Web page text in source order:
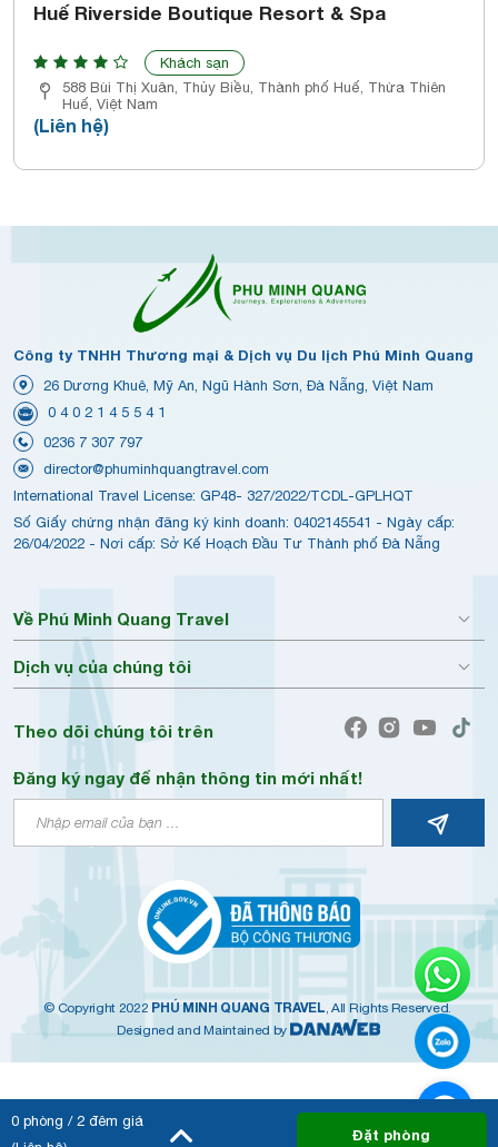
0 phòng / 2 đêm giá
Đặt phòng
Huế Riverside Boutique Resort & Spa
Khách sạn
588 Bùi Thị Xuân, Thủy Biều, Thành phố Huế, Thừa Thiên
Huế, Việt Nam
(Liên hệ)
Công ty TNHH Thương mại & Dịch vụ Du lịch Phú Minh Quang
26 Dương Khuê, Mỹ An, Ngũ Hành Sơn, Đà Nẵng, Việt Nam
0 4 0 2 1 4 5 5 4 1
0236 7 307 797
director@phuminhquangtravel.com
International Travel License: GP48- 327/2022/TCDL-GPLHQT
Số Giấy chứng nhận đăng ký kinh doanh: 0402145541 - Ngày cấp:
26/04/2022 - Nơi cấp: Sở Kế Hoạch Đầu Tư Thành phố Đà Nẵng
Về Phú Minh Quang Travel
Dịch vụ của chúng tôi
Theo dõi chúng tôi trên
Đăng ký ngay để nhận thông tin mới nhất!
© Copyright 2022 PHÚ MINH QUANG TRAVEL, All Rights Reserved.
Designed and Maintained by